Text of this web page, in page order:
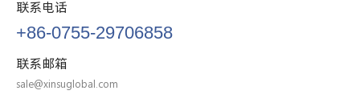
联系电话
+86-0755-29706858
联系邮箱
sale@xinsuglobal.com